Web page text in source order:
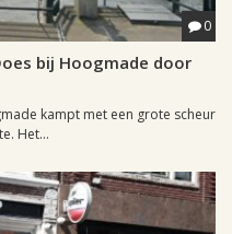
0
bij Hoogmade door
kampt met een grote scheur
Het...